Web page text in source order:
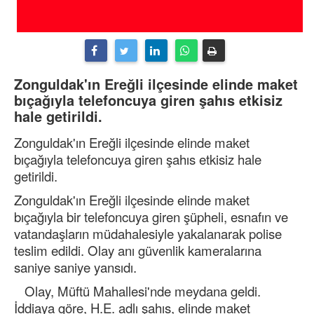
Zonguldak'ın Ereğli ilçesinde elinde maket
bıçağıyla telefoncuya giren şahıs etkisiz
hale getirildi.
Zonguldak'ın Ereğli ilçesinde elinde maket
bıçağıyla telefoncuya giren şahıs etkisiz hale
getirildi.
Zonguldak'ın Ereğli ilçesinde elinde maket
bıçağıyla bir telefoncuya giren şüpheli, esnafın ve
vatandaşların müdahalesiyle yakalanarak polise
teslim edildi. Olay anı güvenlik kameralarına
saniye saniye yansıdı.
Olay, Müftü Mahallesi'nde meydana geldi.
İddiaya göre, H.E. adlı şahıs, elinde maket